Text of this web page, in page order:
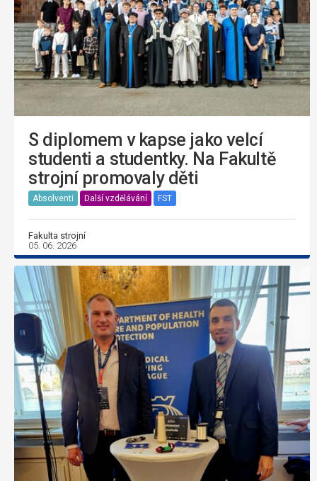
S diplomem v kapse jako velcí
studenti a studentky. Na Fakultě
strojní promovaly děti
Absolventi Další vzdělávání FST
Fakulta strojní
05. 06. 2026